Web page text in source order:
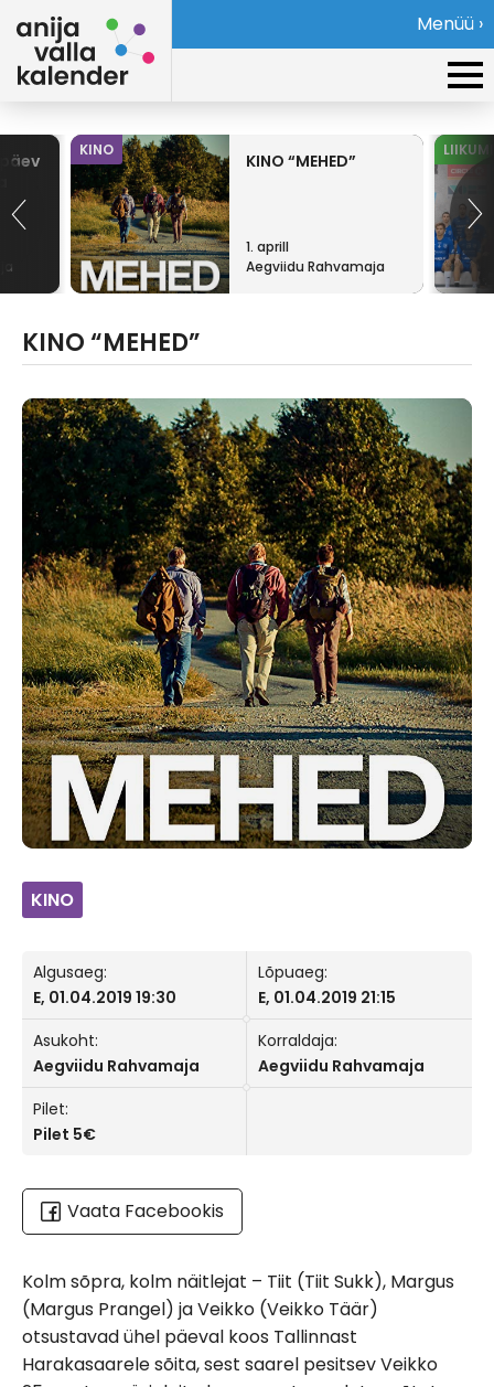
Menüü ›
KINO
KINO “MEHED”
1. aprill
Aegviidu Rahvamaja
KINO “MEHED”
KINO
Algusaeg:
E, 01.04.2019 19:30
Lõpuaeg:
E, 01.04.2019 21:15
Asukoht:
Aegviidu Rahvamaja
Korraldaja:
Aegviidu Rahvamaja
Pilet:
Pilet 5€
Vaata Facebookis
Kolm sõpra, kolm näitlejat – Tiit (Tiit Sukk), Margus
(Margus Prangel) ja Veikko (Veikko Täär)
otsustavad ühel päeval koos Tallinnast
Harakasaarele sõita, sest saarel pesitsev Veikko